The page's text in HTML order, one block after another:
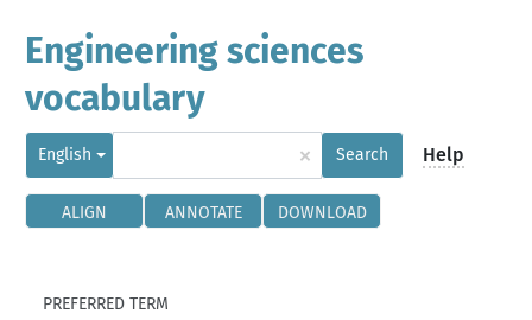
Engineering sciences
vocabulary
English × Search Help
ALIGN ANNOTATE DOWNLOAD
PREFERRED TERM